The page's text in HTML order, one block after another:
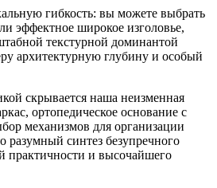
гибкость: вы можете выбрать
эффектное широкое изголовье,
текстурной доминантой
архитектурную глубину и особый
скрывается наша неизменная
ортопедическое основание с
механизмов для организации
разумный синтез безупречного
практичности и высочайшего